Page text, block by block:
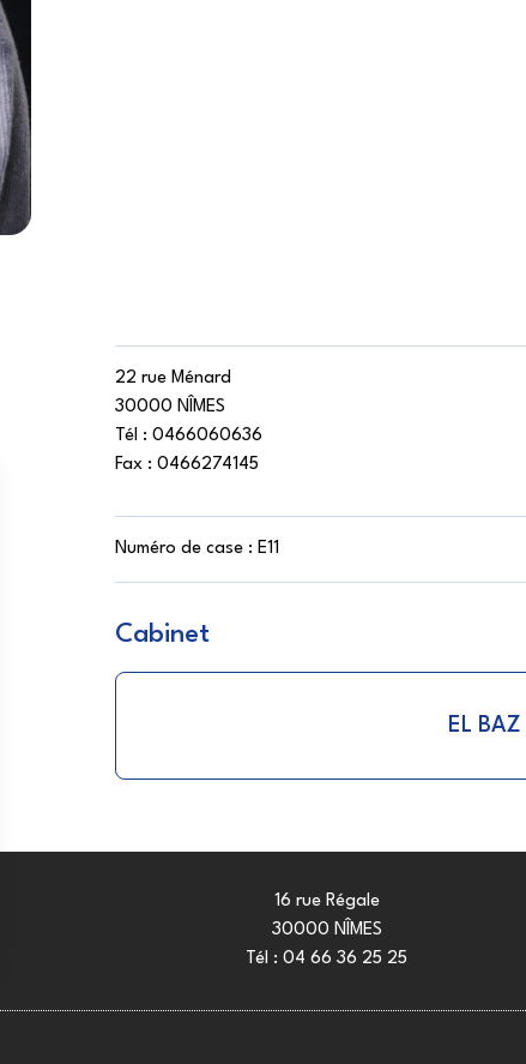
22 rue Ménard
30000 NÎMES
Tél : 0466060636
Fax : 0466274145
Numéro de case : E11
Cabinet
EL
16 rue Régale
30000 NÎMES
Tél : 04 66 36 25 25